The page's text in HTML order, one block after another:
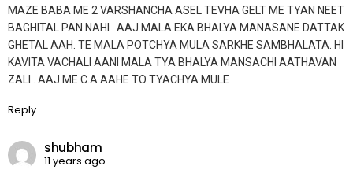
MAZE BABA ME 2 VARSHANCHA ASEL TEVHA GELT ME TYAN NEET
BAGHITAL PAN NAHI . AAJ MALA EKA BHALYA MANASANE DATTAK
GHETAL AAH. TE MALA POTCHYA MULA SARKHE SAMBHALATA. HI
KAVITA VACHALI AANI MALA TYA BHALYA MANSACHI AATHAVAN
ZALI . AAJ ME C.A AAHE TO TYACHYA MULE
Reply
shubham
11 years ago